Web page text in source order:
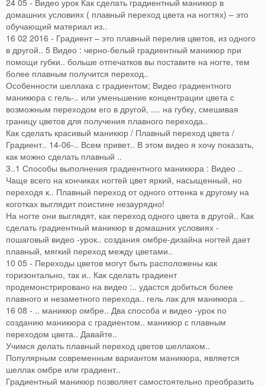
24 05 - Видео урок Как сделать градиентный маникюр в
домашних условиях ( плавный переход цвета на ногтях) – это
обучающий материал из..
16 02 2016 - Градиент – это плавный перелив цветов, из одного
в другой.. 5 Видео : черно-белый градиентный маникюр при
помощи губки.. больше отпечатков вы поставите на ногте, тем
более плавным получится переход..
Особенности шеллака с градиентом; Видео градиентного
маникюра с гель-.. или уменьшение концентрации цвета с
возможным переходом его в другой, .... на губку, смешивая
границу цветов для получения плавного перехода..
Как сделать красивый маникюр / Плавный переход цвета /
Градиент.. 14-06-.. Всем привет.. В этом видео я хочу показать,
как можно сделать плавный ..
3..1 Способы выполнения градиентного маникюра : Видео ..
Чаще всего на кончиках ногтей цвет яркий, насыщенный, но
переходя к.. Плавный переход от одного оттенка к другому на
коготках выглядит поистине незаурядно!
На ногте они выглядят, как переход одного цвета в другой.. Как
сделать градиентный маникюр в домашних условиях -
пошаговый видео -урок.. создания омбре-дизайна ногтей дает
плавный, мягкий переход между цветами..
10 05 - Переходы цветов могут быть расположены как
горизонтально, так и.. Как сделать градиент
продемонстрировано на видео :.. удастся добиться более
плавного и незаметного перехода.. гель лак для маникюра ..
16 08 - .. маникюр омбре.. Два способа и видео -урок по
созданию маникюра с градиентом.. маникюр с плавным
переходом цвета.. Давайте..
Учимся делать плавный переход цветов шеллаком..
Популярным современным вариантом маникюра, является
шеллак омбре или градиент..
Градиентный маникюр позволяет самостоятельно преобразить